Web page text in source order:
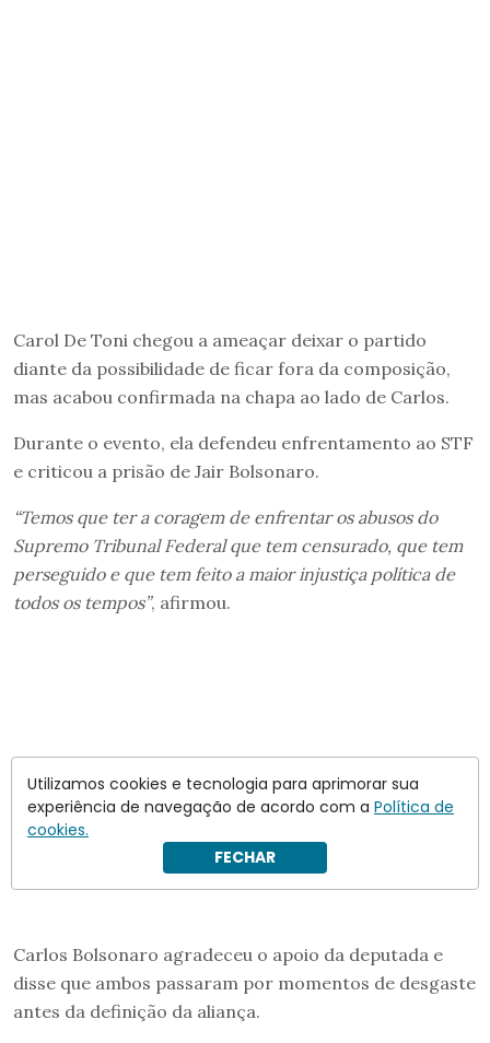
Carol De Toni chegou a ameaçar deixar o partido
diante da possibilidade de ficar fora da composição,
mas acabou confirmada na chapa ao lado de Carlos.
Durante o evento, ela defendeu enfrentamento ao STF
e criticou a prisão de Jair Bolsonaro.
“Temos que ter a coragem de enfrentar os abusos do
Supremo Tribunal Federal que tem censurado, que tem
perseguido e que tem feito a maior injustiça política de
todos os tempos”, afirmou.
Carlos Bolsonaro agradeceu o apoio da deputada e
disse que ambos passaram por momentos de desgaste
antes da definição da aliança.
Utilizamos cookies e tecnologia para aprimorar sua
experiência de navegação de acordo com a Política de
cookies.
FECHAR